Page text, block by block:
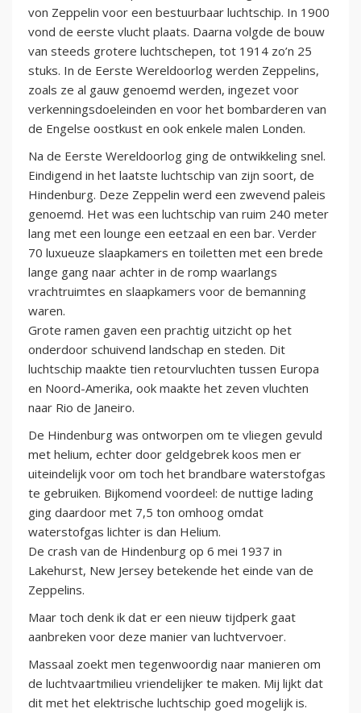
von Zeppelin voor een bestuurbaar luchtschip. In 1900
vond de eerste vlucht plaats. Daarna volgde de bouw
van steeds grotere luchtschepen, tot 1914 zo’n 25
stuks. In de Eerste Wereldoorlog werden Zeppelins,
zoals ze al gauw genoemd werden, ingezet voor
verkenningsdoeleinden en voor het bombarderen van
de Engelse oostkust en ook enkele malen Londen.
Na de Eerste Wereldoorlog ging de ontwikkeling snel.
Eindigend in het laatste luchtschip van zijn soort, de
Hindenburg. Deze Zeppelin werd een zwevend paleis
genoemd. Het was een luchtschip van ruim 240 meter
lang met een lounge een eetzaal en een bar. Verder
70 luxueuze slaapkamers en toiletten met een brede
lange gang naar achter in de romp waarlangs
vrachtruimtes en slaapkamers voor de bemanning
waren.
Grote ramen gaven een prachtig uitzicht op het
onderdoor schuivend landschap en steden. Dit
luchtschip maakte tien retourvluchten tussen Europa
en Noord-Amerika, ook maakte het zeven vluchten
naar Rio de Janeiro.
De Hindenburg was ontworpen om te vliegen gevuld
met helium, echter door geldgebrek koos men er
uiteindelijk voor om toch het brandbare waterstofgas
te gebruiken. Bijkomend voordeel: de nuttige lading
ging daardoor met 7,5 ton omhoog omdat
waterstofgas lichter is dan Helium.
De crash van de Hindenburg op 6 mei 1937 in
Lakehurst, New Jersey betekende het einde van de
Zeppelins.
Maar toch denk ik dat er een nieuw tijdperk gaat
aanbreken voor deze manier van luchtvervoer.
Massaal zoekt men tegenwoordig naar manieren om
de luchtvaartmilieu vriendelijker te maken. Mij lijkt dat
dit met het elektrische luchtschip goed mogelijk is.